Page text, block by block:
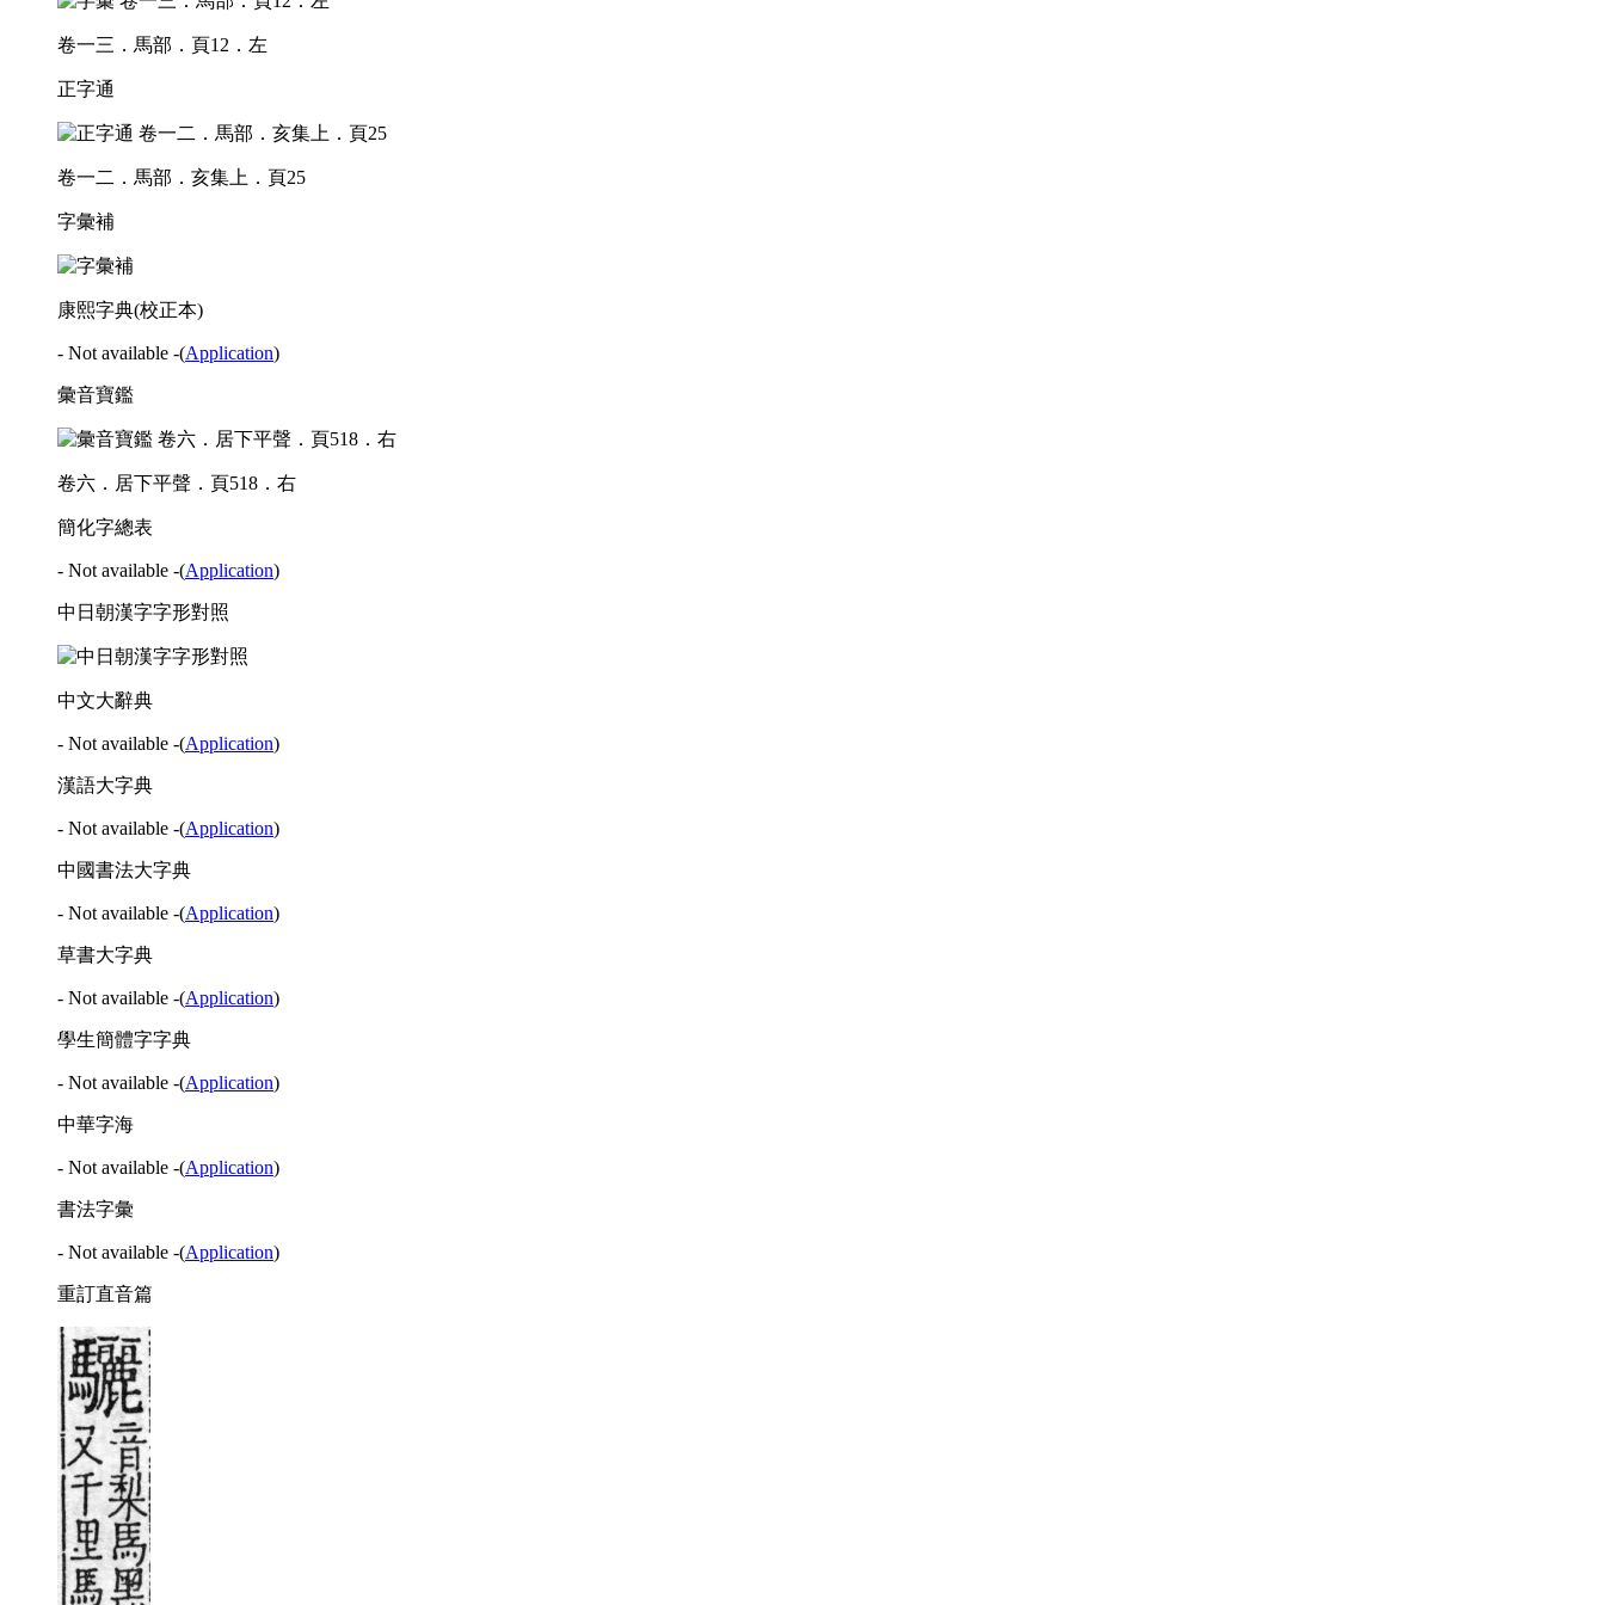
卷一三．馬部．頁12．左
正字通
卷一二．馬部．亥集上．頁25
字彙補
康熙字典(校正本)
- Not available -(Application)
彙音寶鑑
卷六．居下平聲．頁518．右
簡化字總表
- Not available -(Application)
中日朝漢字字形對照
中文大辭典
- Not available -(Application)
漢語大字典
- Not available -(Application)
中國書法大字典
- Not available -(Application)
草書大字典
- Not available -(Application)
學生簡體字字典
- Not available -(Application)
中華字海
- Not available -(Application)
書法字彙
- Not available -(Application)
重訂直音篇